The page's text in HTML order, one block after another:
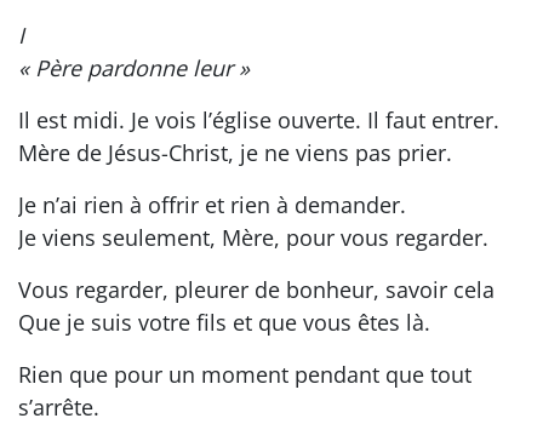
I
« Père pardonne leur »
Il est midi. Je vois l’église ouverte. Il faut entrer.
Mère de Jésus-Christ, je ne viens pas prier.
Je n’ai rien à offrir et rien à demander.
Je viens seulement, Mère, pour vous regarder.
Vous regarder, pleurer de bonheur, savoir cela
Que je suis votre fils et que vous êtes là.
Rien que pour un moment pendant que tout
s’arrête.